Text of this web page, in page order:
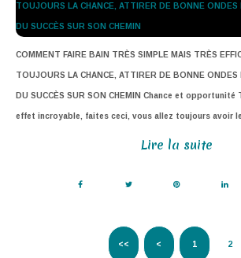
COMMENT FAIRE BAIN TRÈS SIMPLE MAIS TRÈS
TOUJOURS LA CHANCE, ATTIRER DE BONNE
DU SUCCÈS SUR SON CHEMIN Chance et opportunité
effet incroyable, faites ceci, vous allez toujours avoir
Lire la suite
<< < 1 2